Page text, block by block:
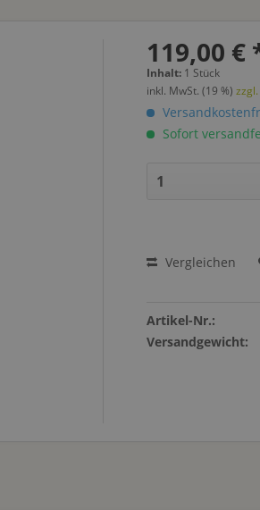
119,00 €
Inhalt: 1 Stück
inkl. MwSt. (19 %)
Sofort
Vergleichen
Artikel-Nr.:
Versandgewicht: